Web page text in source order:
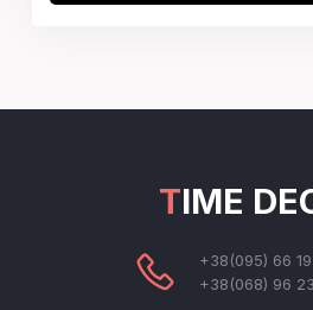
TIME
+38(095) 66
+38(068) 96